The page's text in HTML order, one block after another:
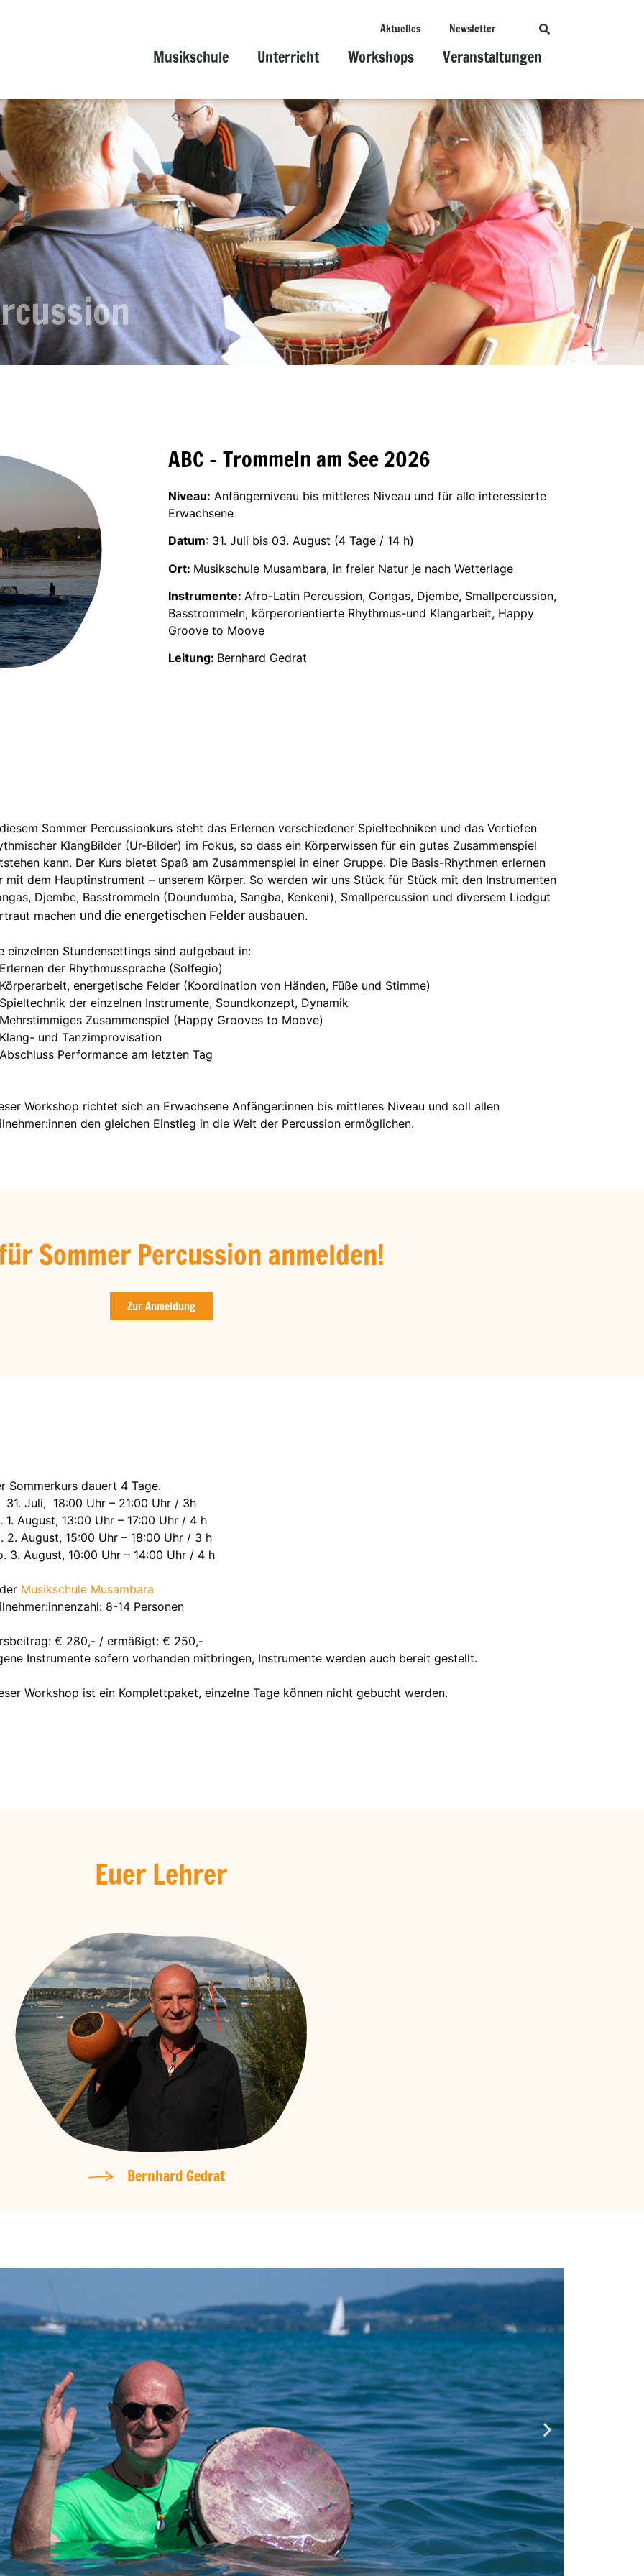
Aktuelles Newsletter
Musikschule Unterricht Workshops Veranstaltungen
ABC - Trommeln am See 2026
Niveau: Anfängerniveau bis mittleres Niveau und für alle interessierte
Erwachsene
Datum: 31. Juli bis 03. August (4 Tage / 14 h)
Ort: Musikschule Musambara, in freier Natur je nach Wetterlage
Instrumente: Afro-Latin Percussion, Congas, Djembe, Smallpercussion,
Basstrommeln, körperorientierte Rhythmus-und Klangarbeit, Happy
Groove to Moove
Leitung: Bernhard Gedrat
Sommer Percussionkurs steht das Erlernen verschiedener Spieltechniken und das Vertiefen
KlangBilder (Ur-Bilder) im Fokus, so dass ein Körperwissen für ein gutes Zusammenspiel
kann. Der Kurs bietet Spaß am Zusammenspiel in einer Gruppe. Die Basis-Rhythmen erlernen
mit dem Hauptinstrument – unserem Körper. So werden wir uns Stück für Stück mit den Instrumenten
Djembe, Basstrommeln (Doundumba, Sangba, Kenkeni), Smallpercussion und diversem Liedgut
machen und die energetischen Felder ausbauen.
einzelnen Stundensettings sind aufgebaut in:
der Rhythmussprache (Solfegio)
energetische Felder (Koordination von Händen, Füße und Stimme)
der einzelnen Instrumente, Soundkonzept, Dynamik
Zusammenspiel (Happy Grooves to Moove)
und Tanzimprovisation
Performance am letzten Tag
Workshop richtet sich an Erwachsene Anfänger:innen bis mittleres Niveau und soll allen
den gleichen Einstieg in die Welt der Percussion ermöglichen.
Sommer Percussion anmelden!
Zur Anmeldung
Sommerkurs dauert 4 Tage.
31. Juli, 18:00 Uhr – 21:00 Uhr / 3h
1. August, 13:00 Uhr – 17:00 Uhr / 4 h
2. August, 15:00 Uhr – 18:00 Uhr / 3 h
3. August, 10:00 Uhr – 14:00 Uhr / 4 h
Musikschule Musambara
8-14 Personen
€ 280,- / ermäßigt: € 250,-
Instrumente sofern vorhanden mitbringen, Instrumente werden auch bereit gestellt.
Workshop ist ein Komplettpaket, einzelne Tage können nicht gebucht werden.
Euer Lehrer
Bernhard Gedrat